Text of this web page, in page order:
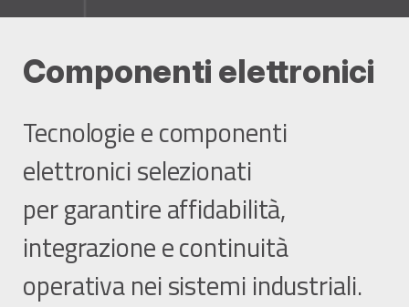
Componenti elettronici
Tecnologie e componenti
elettronici selezionati
per garantire affidabilità,
integrazione e continuità
operativa nei sistemi industriali.